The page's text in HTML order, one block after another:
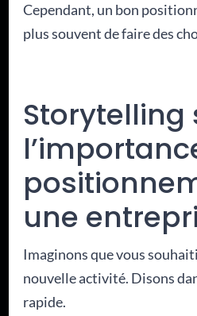
Cependant, un bon
plus souvent de faire des
Storytelling
une
Imaginons que vous
nouvelle activité. Disons
rapide.